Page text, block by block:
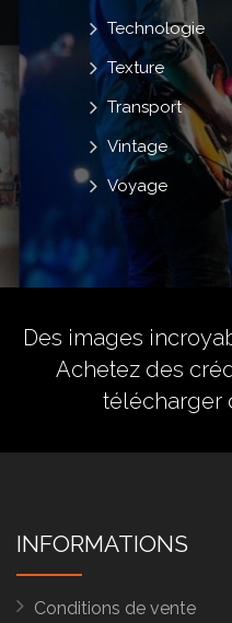
Technologie
Texture
Transport
Vintage
Voyage
Des images
Achetez des
télécharger
INFORMATIONS
Conditions de vente